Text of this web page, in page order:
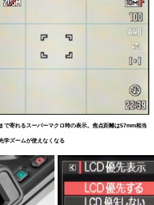
で寄れるスーパーマクロ時の表示。焦点距離は57mm相当
学ズームが使えなくなる